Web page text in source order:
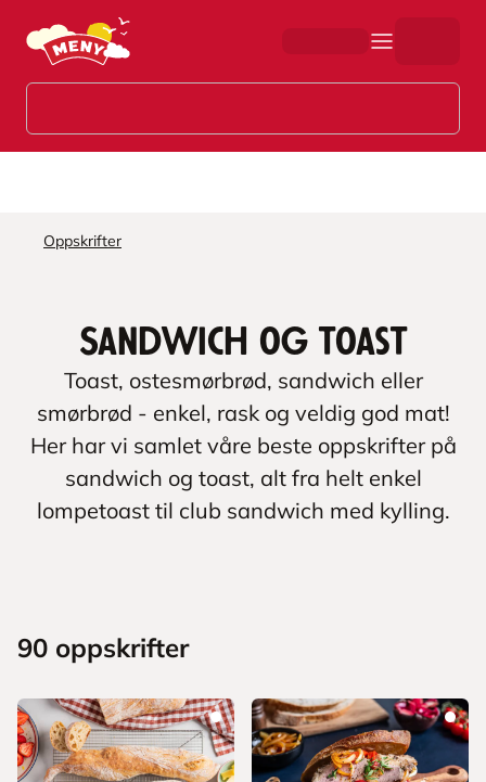
Hopp til hovedinnhold
Oppskrifter
Sandwich og toast
Toast, ostesmørbrød, sandwich eller
smørbrød - enkel, rask og veldig god mat!
Her har vi samlet våre beste oppskrifter på
sandwich og toast, alt fra helt enkel
lompetoast til club sandwich med kylling.
90 oppskrifter